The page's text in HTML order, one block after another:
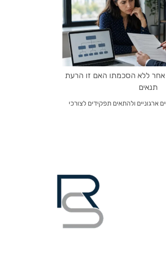
אחר ללא הסכמתו האם זו הרעת
תנאים
ארגוניים ולהתאים תפקידים לצורכי